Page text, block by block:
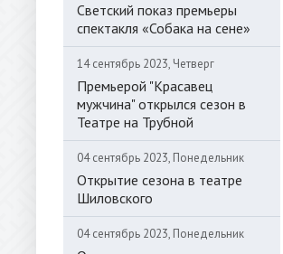
Светский показ премьеры
спектакля «Собака на сене»
14 сентябрь 2023, Четверг
Премьерой "Красавец
мужчина" открылся сезон в
Театре на Трубной
04 сентябрь 2023, Понедельник
Открытие сезона в театре
Шиловского
04 сентябрь 2023, Понедельник